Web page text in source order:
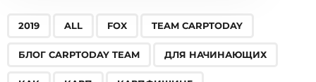
2019 ALL FOX TEAM CARPTODAY
БЛОГ CARPTODAY TEAM ДЛЯ НАЧИНАЮЩИХ